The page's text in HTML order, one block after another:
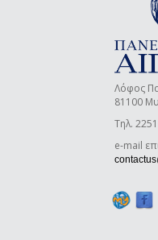
Λόφος
81100
Τηλ.
e-mail